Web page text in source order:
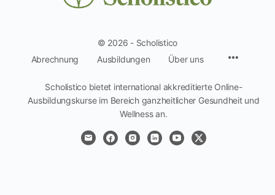
© 2026 - Scholistico
Abrechnung
Ausbildungen Über uns
Scholistico bietet international akkreditierte Online-
Ausbildungskurse im Bereich ganzheitlicher Gesundheit und
Wellness an.